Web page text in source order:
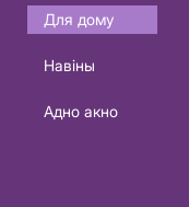
Основная
навигация
Для дому
Навіны
Адно акно